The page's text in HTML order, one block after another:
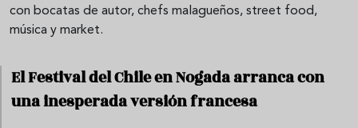
con bocatas de autor, chefs malagueños, street food,
música y market.
El Festival del Chile en Nogada arranca con
una inesperada versión francesa